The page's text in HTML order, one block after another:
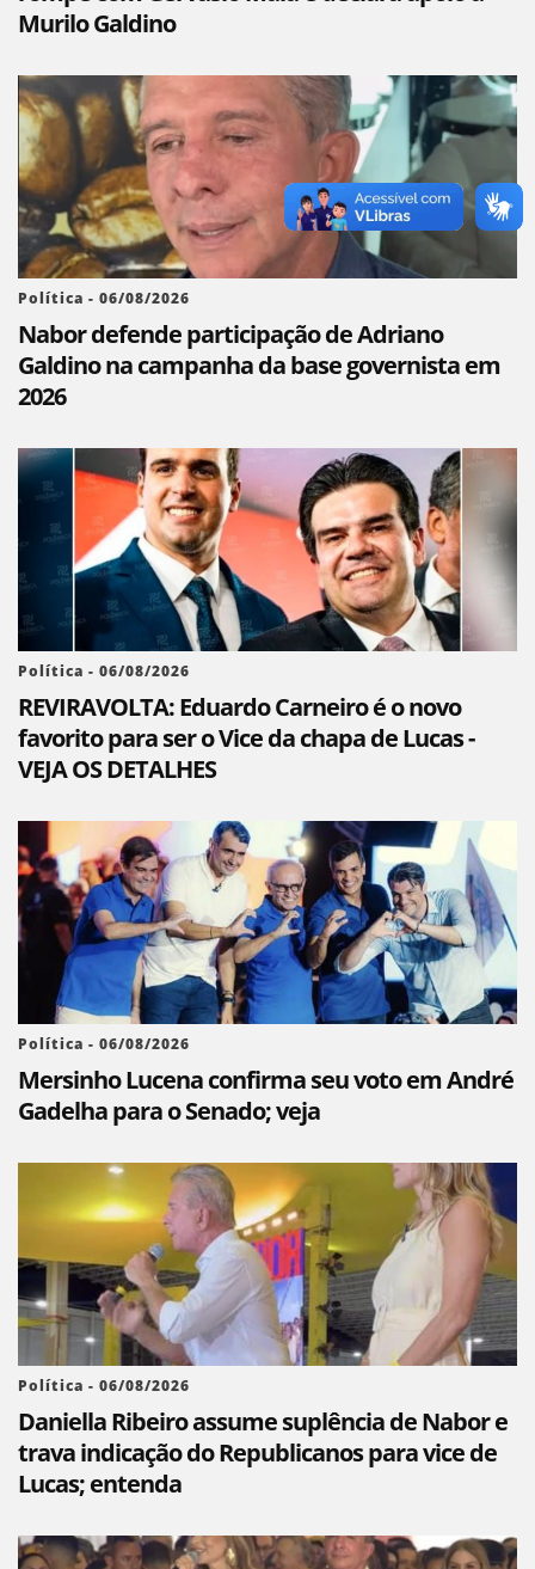
Murilo Galdino
Política - 06/08/2026
Nabor defende participação de Adriano
Galdino na campanha da base governista em
2026
Política - 06/08/2026
REVIRAVOLTA: Eduardo Carneiro é o novo
favorito para ser o Vice da chapa de Lucas -
VEJA OS DETALHES
Política - 06/08/2026
Mersinho Lucena confirma seu voto em André
Gadelha para o Senado; veja
Política - 06/08/2026
Daniella Ribeiro assume suplência de Nabor e
trava indicação do Republicanos para vice de
Lucas; entenda